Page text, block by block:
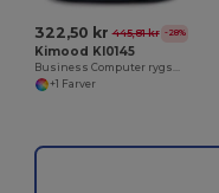
322,50 kr 445,81 kr -28%
Kimood KI0145
+1 Farver